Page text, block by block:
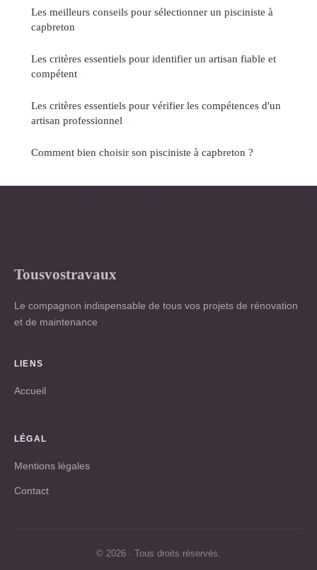
Les meilleurs conseils pour sélectionner un pisciniste à
capbreton
Les critères essentiels pour identifier un artisan fiable et
compétent
Les critères essentiels pour vérifier les compétences d'un
artisan professionnel
Comment bien choisir son pisciniste à capbreton ?
Tousvostravaux
Le compagnon indispensable de tous vos projets de rénovation
et de maintenance
LIENS
Accueil
LÉGAL
Mentions légales
Contact
© 2026 · Tous droits réservés.